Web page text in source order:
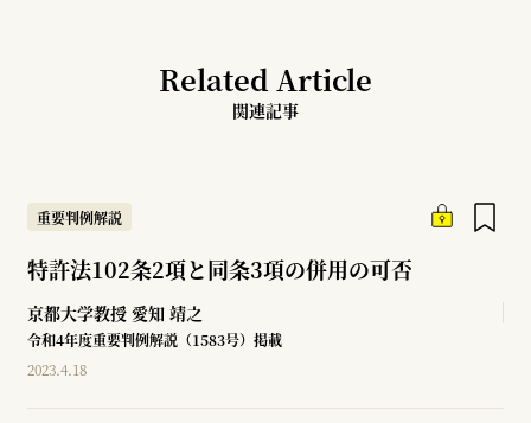
Related Article
関連記事
重要判例解説
特許法102条2項と同条3項の併用の可否
京都大学教授 愛知 靖之
令和4年度重要判例解説（1583号）掲載
2023.4.18